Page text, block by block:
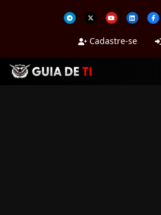
Cadastre-se